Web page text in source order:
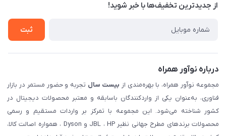
تماس با ما
شرایط گارانتی
ثبت شکایت
از جدید‌ترین تخفیف‌ها با‌ خبر شوید!
ثبت
درباره نوآور همراه
مجموعه نوآور همراه، با بهره‌مندی از بیست سال تجربه و حضور مستمر در بازار
فناوری، به‌عنوان یکی از واردکنندگان باسابقه و معتبر محصولات دیجیتال در
کشور شناخته می‌شود. این مجموعه با تمرکز بر واردات مستقیم و رسمی
محصولات برندهای مطرح جهانی نظیر JBL ، HP و Dyson ، همواره اصالت کالا،